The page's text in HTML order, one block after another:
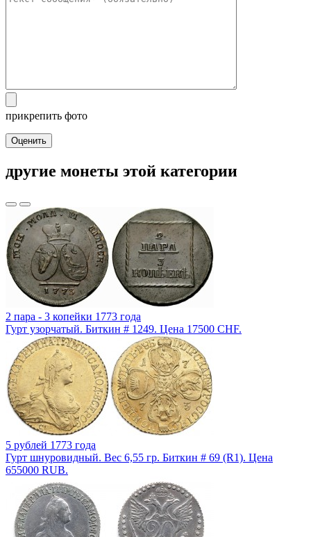
прикрепить фото
Оценить
другие монеты этой категории
2 пара - 3 копейки 1773 года
Гурт узорчатый. Биткин # 1249. Цена 17500 CHF.
5 рублей 1773 года
Гурт шнуровидный. Вес 6,55 гр. Биткин # 69 (R1). Цена
655000 RUB.